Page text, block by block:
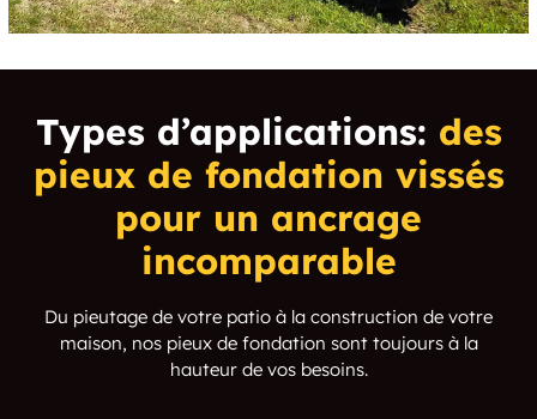
Types d’applications: des
pieux de fondation vissés
pour un ancrage
incomparable
Du pieutage de votre patio à la construction de votre
maison, nos pieux de fondation sont toujours à la
hauteur de vos besoins.